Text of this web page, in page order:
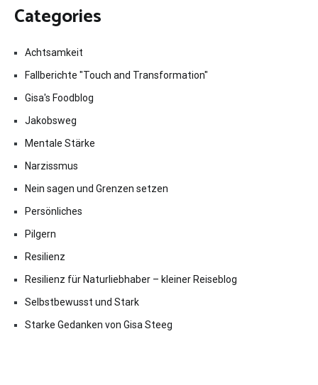
Categories
Achtsamkeit
Fallberichte "Touch and Transformation"
Gisa's Foodblog
Jakobsweg
Mentale Stärke
Narzissmus
Nein sagen und Grenzen setzen
Persönliches
Pilgern
Resilienz
Resilienz für Naturliebhaber – kleiner Reiseblog
Selbstbewusst und Stark
Starke Gedanken von Gisa Steeg